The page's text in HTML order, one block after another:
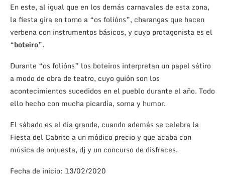
En este, al igual que en los demás carnavales de esta zona,
la fiesta gira en torno a “os folións”, charangas que hacen
verbena con instrumentos básicos, y cuyo protagonista es el
“boteiro”.
Durante “os folións” los boteiros interpretan un papel sátiro
a modo de obra de teatro, cuyo guión son los
acontecimientos sucedidos en el pueblo durante el año. Todo
ello hecho con mucha picardía, sorna y humor.
El sábado es el día grande, cuando además se celebra la
Fiesta del Cabrito a un módico precio y que acaba con
música de orquesta, dj y un concurso de disfraces.
Fecha de inicio: 13/02/2020